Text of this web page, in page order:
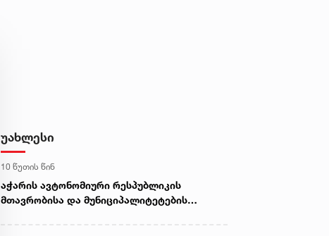
უახლესი
10 წუთის წინ
აჭარის ავტონომიური რესპუბლიკის
მთავრობისა და მუნიციპალიტეტების